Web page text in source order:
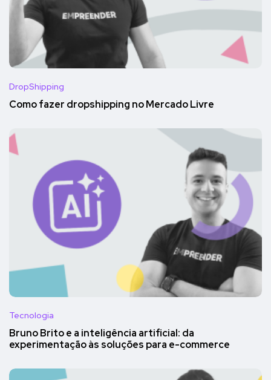
DropShipping
Como fazer dropshipping no Mercado Livre
Tecnologia
Bruno Brito e a inteligência artificial: da
experimentação às soluções para e-commerce